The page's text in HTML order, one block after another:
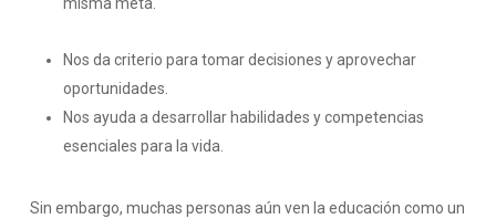
Nos da criterio para tomar decisiones y aprovechar
oportunidades.
Nos ayuda a desarrollar habilidades y competencias
esenciales para la vida.
Sin embargo, muchas personas aún ven la educación como un